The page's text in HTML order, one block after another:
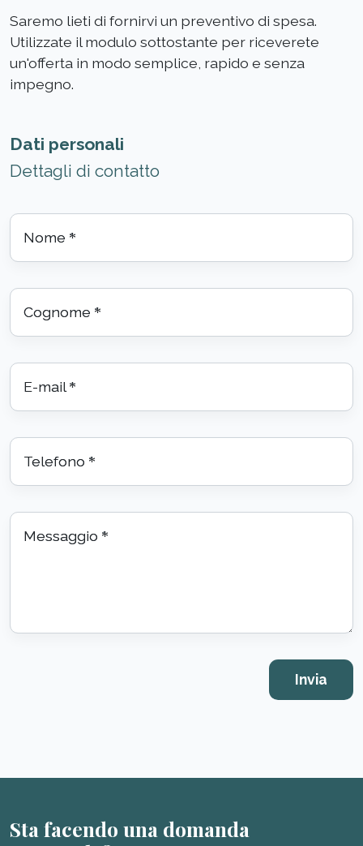
Saremo lieti di fornirvi un preventivo di spesa.
Utilizzate il modulo sottostante per riceverete
un'offerta in modo semplice, rapido e senza
impegno.
Dati personali
Dettagli di contatto
Nome *
Cognome *
E-mail *
Telefono *
Messaggio *
Sta facendo una domanda